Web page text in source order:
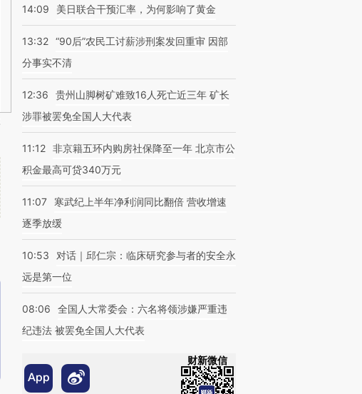
14:09 美日联合干预汇率，为何影响了黄金
13:32 “90后”农民工讨薪涉刑案发回重审 因部
分事实不清
12:36
贵州山脚树矿难致16人死亡近三年 矿长
涉罪被罢免全国人大代表
11:12 非京籍五环内购房社保降至一年 北京市公
积金最高可贷340万元
11:07
寒武纪上半年净利润同比翻倍 营收增速
逐季放缓
10:53
对话｜邱仁宗：临床研究参与者的安全永
远是第一位
08:06
全国人大常委会：六名将领涉嫌严重违
纪违法 被罢免全国人大代表
财新微信